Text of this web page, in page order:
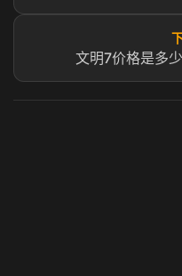
文明7价格是多